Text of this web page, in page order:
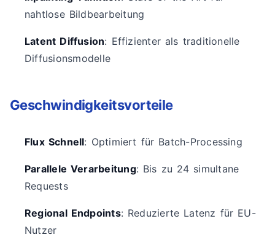
nahtlose Bildbearbeitung
Latent Diffusion: Effizienter als traditionelle
Diffusionsmodelle
Geschwindigkeitsvorteile
Flux Schnell: Optimiert für Batch-Processing
Parallele Verarbeitung: Bis zu 24 simultane
Requests
Regional Endpoints: Reduzierte Latenz für EU-
Nutzer